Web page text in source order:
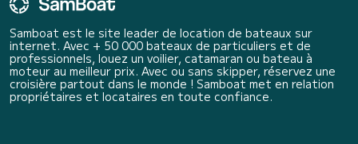
Samboat est le site leader de location de bateaux sur
internet. Avec + 50 000 bateaux de particuliers et de
professionnels, louez un voilier, catamaran ou bateau à
moteur au meilleur prix. Avec ou sans skipper, réservez une
croisière partout dans le monde ! Samboat met en relation
propriétaires et locataires en toute confiance.